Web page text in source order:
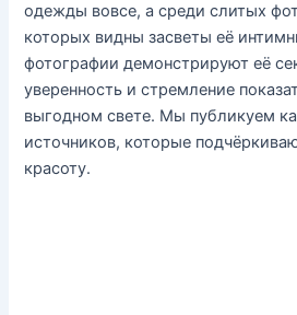
одежды вовсе, а среди слитых
которых видны засветы её
фотографии демонстрируют её
уверенность и стремление
выгодном свете. Мы публикуем
источников, которые
красоту.